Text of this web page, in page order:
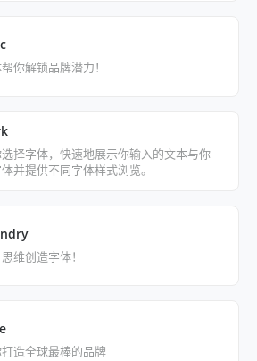
你解锁品牌潜力！
择字体，快速地展示你输入的文本与你
并提供不同字体样式浏览。
维创造字体！
造全球最棒的品牌